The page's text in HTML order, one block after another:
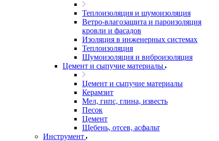
Теплоизоляция и шумоизоляция
Ветро-влагозащита и пароизоляция
кровли и фасадов
Изоляция в инженерных системах
Теплоизоляция
Шумоизоляция и виброизоляция
Цемент и сыпучие материалы
Цемент и сыпучие материалы
Керамзит
Мел, гипс, глина, известь
Песок
Цемент
Щебень, отсев, асфальт
Инструмент